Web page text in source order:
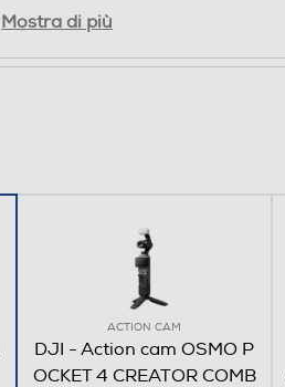
0,3
Mostra di più
ACTION CAM
DJI - Action cam OSMO P
OCKET 4 CREATOR COMB